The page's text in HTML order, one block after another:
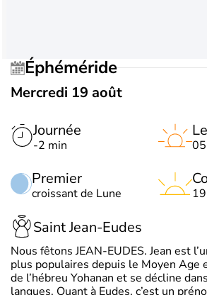
Éphéméride
Mercredi 19 août
Journée
-2 min
Premier
croissant de Lune
Saint Jean-Eudes
Nous fêtons JEAN-EUDES. Jean est
plus populaires depuis le Moyen Age
de l’hébreu Yohanan et se décline
langues. Quant à Eudes, c’est un